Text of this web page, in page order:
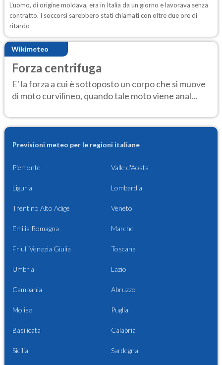
L'uomo, di origine moldava, era in Italia da un giorno e lavorava senza
contratto. I soccorsi sarebbero stati chiamati con oltre due ore di
ritardo
Wikimeteo
Forza centrifuga
E' la forza a cui è sottoposto un corpo che si muove
di moto curvilineo, quando tale moto viene anal...
Previsioni meteo per le regioni italiane
Piemonte Valle d'Aosta
Liguria Lombardia
Trentino Alto Adige Veneto
Emilia Romagna Marche
Friuli Venezia Giulia Toscana
Umbria Lazio
Campania Abruzzo
Molise Puglia
Basilicata Calabria
Sicilia Sardegna